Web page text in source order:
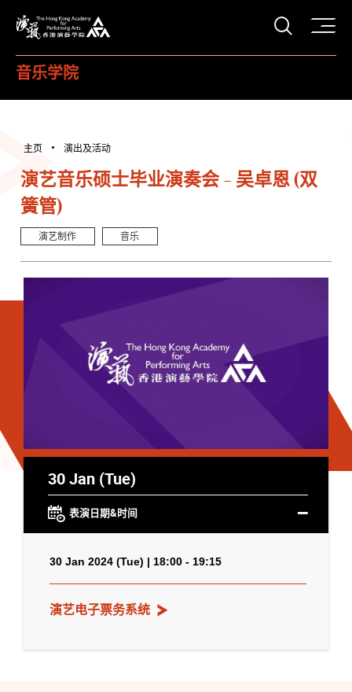
打开
音乐学院
主页 演出及活动
演艺音乐硕士毕业演奏会 - 吴卓恩 (双
簧管)
演艺制作 音乐
30 Jan (Tue)
表演日期&时间
30 Jan 2024 (Tue) | 18:00 - 19:15
演艺电子票务系统